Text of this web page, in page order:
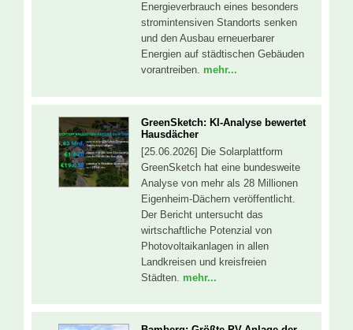
Energieverbrauch eines besonders
stromintensiven Standorts senken
und den Ausbau erneuerbarer
Energien auf städtischen Gebäuden
vorantreiben. mehr...
GreenSketch: KI-Analyse bewertet
Hausdächer
[25.06.2026] Die Solarplattform
GreenSketch hat eine bundesweite
Analyse von mehr als 28 Millionen
Eigenheim-Dächern veröffentlicht.
Der Bericht untersucht das
wirtschaftliche Potenzial von
Photovoltaikanlagen in allen
Landkreisen und kreisfreien
Städten. mehr...